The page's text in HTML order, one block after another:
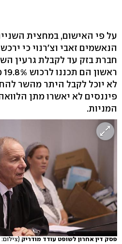
הנאשמים זאבי וצ'רנוי כי
חברת בזק עד לקבלת גרעין
לא יוכל לקבל היתר מהשר
פיננסים לא יאשרו מתן
המניות.
פסק דין אחרון לשופט עודד מודריק